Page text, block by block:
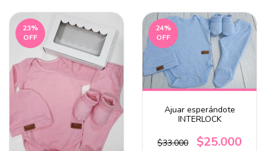
23%
OFF
24%
OFF
Ajuar esperándote
INTERLOCK
$33.000 $25.000